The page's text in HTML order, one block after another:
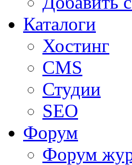
Каталоги
Хостинг
CMS
Студии
SEO
Форум
Форум